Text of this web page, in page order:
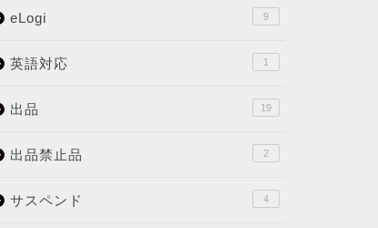
next
eLogi 9
英語対応 1
出品 19
出品禁止品 2
サスペンド 4